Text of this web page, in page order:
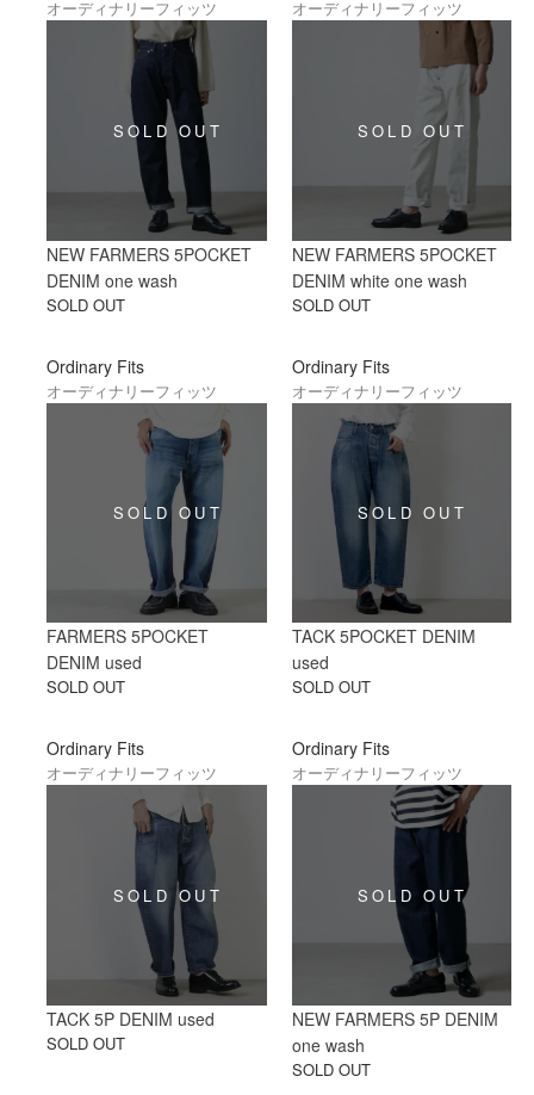
オーディナリーフィッツ
NEW FARMERS 5POCKET
DENIM one wash
SOLD OUT
オーディナリーフィッツ
NEW FARMERS 5POCKET
DENIM white one wash
SOLD OUT
Ordinary Fits
オーディナリーフィッツ
FARMERS 5POCKET
DENIM used
SOLD OUT
Ordinary Fits
オーディナリーフィッツ
TACK 5POCKET DENIM
used
SOLD OUT
Ordinary Fits
オーディナリーフィッツ
TACK 5P DENIM used
SOLD OUT
Ordinary Fits
オーディナリーフィッツ
NEW FARMERS 5P DENIM
one wash
SOLD OUT